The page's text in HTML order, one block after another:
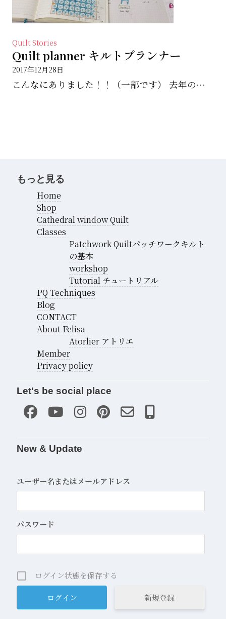
Quilt Stories
Quilt planner キルトプランナー
2017年12月28日
こんなにありました！！（一部です） 去年のメーモ探すことになり おどろきました(ﾟoﾟ; こんなにキ...
もっと見る
Home
Shop
Cathedral window Quilt
Classes
Patchwork Quiltパッチワークキルト
の基本
workshop
Tutorial チュートリアル
PQ Techniques
Blog
CONTACT
About Felisa
Atorlier アトリエ
Member
Privacy policy
Let's be social place
New & Update
ユーザー名またはメールアドレス
パスワード
ログイン状態を保存する
新規登録